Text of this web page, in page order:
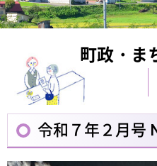
町政・ま
令和７年２月号